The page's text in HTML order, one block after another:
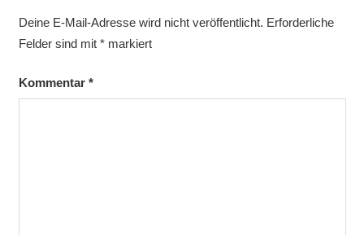
Deine E-Mail-Adresse wird nicht veröffentlicht. Erforderliche
Felder sind mit *markiert
Kommentar *